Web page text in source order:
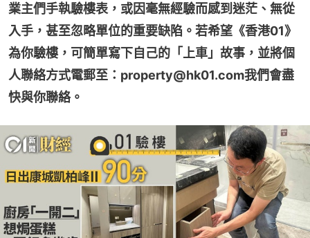
業主們手執驗樓表，或因毫無經驗而感到迷茫、無從
入手，甚至忽略單位的重要缺陷。若希望《香港01》
為你驗樓，可簡單寫下自己的「上車」故事，並將個
人聯絡方式電郵至：property@hk01.com我們會盡
快與你聯絡。